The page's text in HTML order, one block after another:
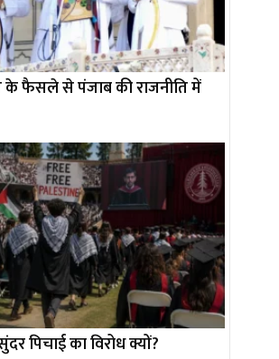
फैसले से पंजाब की राजनीति में
पिचाई का विरोध क्यों?